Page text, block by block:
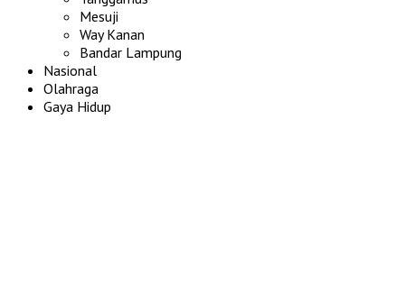
Mesuji
Way Kanan
Bandar Lampung
Nasional
Olahraga
Gaya Hidup